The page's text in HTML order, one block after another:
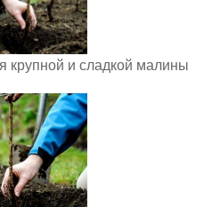
и сладкой малины